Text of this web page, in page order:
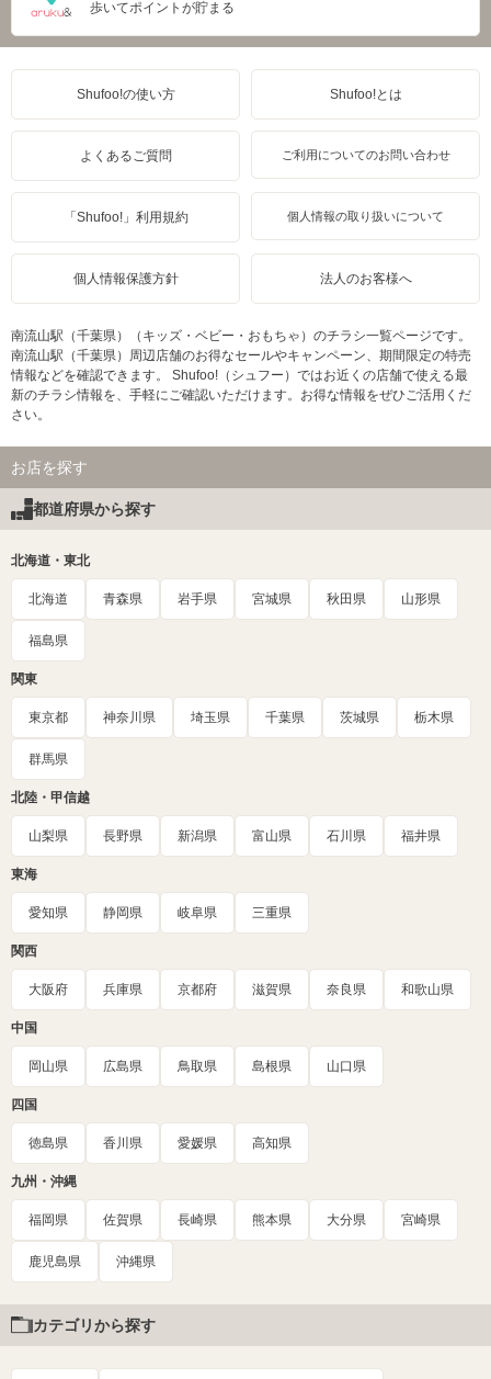
歩いてポイントが貯まる
Shufoo!の使い方 Shufoo!とは
よくあるご質問 ご利用についてのお問い合わせ
「Shufoo!」利用規約 個人情報の取り扱いについて
個人情報保護方針 法人のお客様へ
南流山駅（千葉県）（キッズ・ベビー・おもちゃ）のチラシ一覧ページです。
南流山駅（千葉県）周辺店舗のお得なセールやキャンペーン、期間限定の特売
情報などを確認できます。 Shufoo!（シュフー）ではお近くの店舗で使える最
新のチラシ情報を、手軽にご確認いただけます。お得な情報をぜひご活用くだ
さい。
お店を探す
都道府県から探す
北海道・東北
北海道 青森県 岩手県 宮城県 秋田県 山形県
福島県
関東
東京都 神奈川県 埼玉県 千葉県 茨城県 栃木県
群馬県
北陸・甲信越
山梨県 長野県 新潟県 富山県 石川県 福井県
東海
愛知県 静岡県 岐阜県 三重県
関西
大阪府 兵庫県 京都府 滋賀県 奈良県 和歌山県
中国
岡山県 広島県 鳥取県 島根県 山口県
四国
徳島県 香川県 愛媛県 高知県
九州・沖縄
福岡県 佐賀県 長崎県 熊本県 大分県 宮崎県
鹿児島県 沖縄県
カテゴリから探す